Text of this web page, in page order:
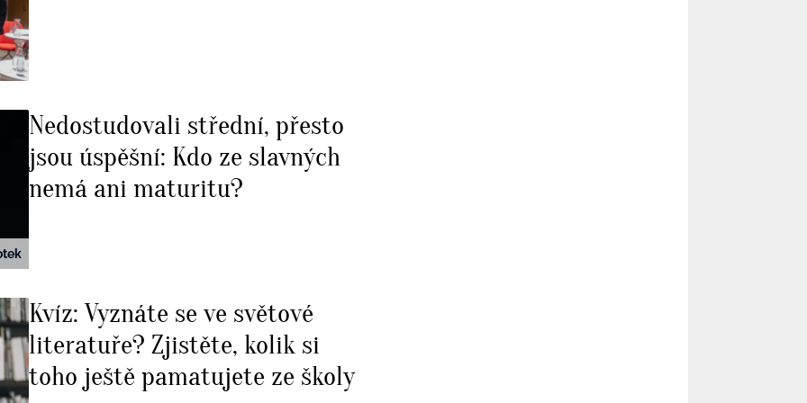
Nedostudovali střední, přesto
jsou úspěšní: Kdo ze slavných
nemá ani maturitu?
Kvíz: Vyznáte se ve světové
literatuře? Zjistěte, kolik si
toho ještě pamatujete ze školy